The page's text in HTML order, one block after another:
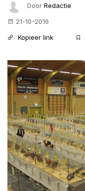
Door Redactie
21-10-2016
Kopieer link